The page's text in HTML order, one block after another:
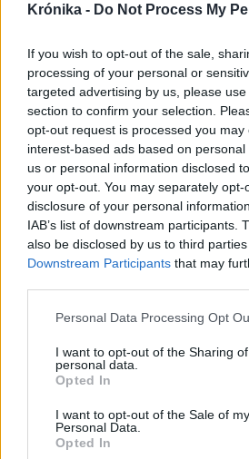
Krónika - Do Not Process My
If you wish to opt-out of the sale,
processing of your personal or
targeted advertising by us, please
section to confirm your selection.
opt-out request is processed you may
interest-based ads based on
us or personal information disclosed
your opt-out. You may separately
disclosure of your personal
IAB’s list of downstream participants.
also be disclosed by us to third
Downstream Participants that may
Personal Data Processing Opt
I want to opt-out of the Sharing
personal data.
Opted In
I want to opt-out of the Sale of my
Personal Data.
Opted In
Hasznos
Impresszum
Szerzői jogok
Adatvédelmi tájékoztató
Cookie-kezelési tájékoztató
Nyomtatott lapjaink
Médiaajánlat
Sütibeállítások